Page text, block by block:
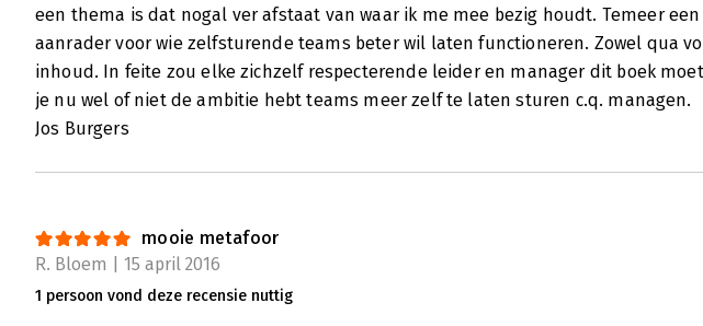
Lees verder
een thema is dat nogal ver afstaat van waar ik me mee bezig houdt. Temeer
aanrader voor wie zelfsturende teams beter wil laten functioneren. Zowel qua
inhoud. In feite zou elke zichzelf respecterende leider en manager dit boek
je nu wel of niet de ambitie hebt teams meer zelf te laten sturen c.q. managen.
Jos Burgers
mooie metafoor
R. Bloem | 15 april 2016
1 persoon vond deze recensie nuttig